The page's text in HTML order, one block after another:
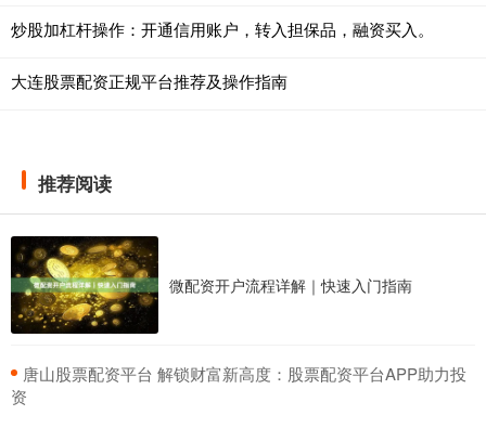
炒股加杠杆操作：开通信用账户，转入担保品，融资买入。
大连股票配资正规平台推荐及操作指南
推荐阅读
微配资开户流程详解｜快速入门指南
​唐山股票配资平台 解锁财富新高度：股票配资平台APP助力投
资